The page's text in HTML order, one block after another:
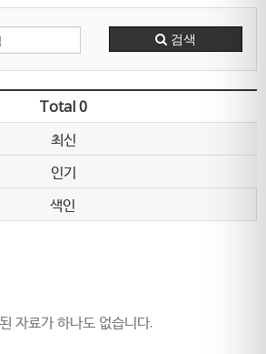
검색
Total 0
최신
인기
색인
자료가 하나도 없습니다.